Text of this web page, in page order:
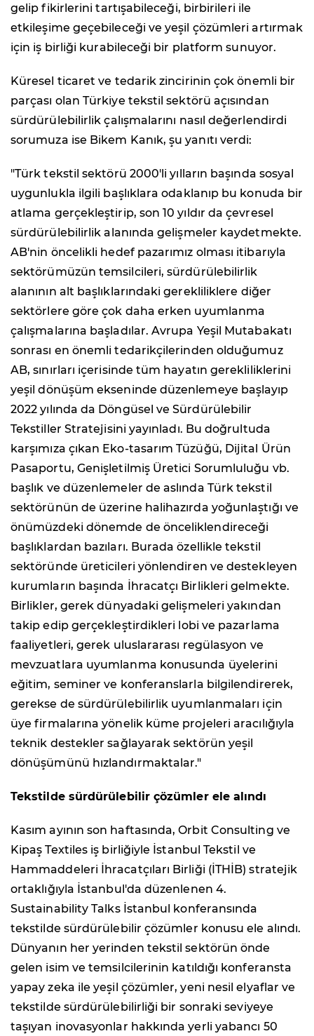
gelip fikirlerini tartışabileceği, birbirileri ile
etkileşime geçebileceği ve yeşil çözümleri artırmak
için iş birliği kurabileceği bir platform sunuyor.
Küresel ticaret ve tedarik zincirinin çok önemli bir
parçası olan Türkiye tekstil sektörü açısından
sürdürülebilirlik çalışmalarını nasıl değerlendirdi
sorumuza ise Bikem Kanık, şu yanıtı verdi:
"Türk tekstil sektörü 2000'li yılların başında sosyal
uygunlukla ilgili başlıklara odaklanıp bu konuda bir
atlama gerçekleştirip, son 10 yıldır da çevresel
sürdürülebilirlik alanında gelişmeler kaydetmekte.
AB'nin öncelikli hedef pazarımız olması itibarıyla
sektörümüzün temsilcileri, sürdürülebilirlik
alanının alt başlıklarındaki gerekliliklere diğer
sektörlere göre çok daha erken uyumlanma
çalışmalarına başladılar. Avrupa Yeşil Mutabakatı
sonrası en önemli tedarikçilerinden olduğumuz
AB, sınırları içerisinde tüm hayatın gerekliliklerini
yeşil dönüşüm ekseninde düzenlemeye başlayıp
2022 yılında da Döngüsel ve Sürdürülebilir
Tekstiller Stratejisini yayınladı. Bu doğrultuda
karşımıza çıkan Eko-tasarım Tüzüğü, Dijital Ürün
Pasaportu, Genişletilmiş Üretici Sorumluluğu vb.
başlık ve düzenlemeler de aslında Türk tekstil
sektörünün de üzerine halihazırda yoğunlaştığı ve
önümüzdeki dönemde de önceliklendireceği
başlıklardan bazıları. Burada özellikle tekstil
sektöründe üreticileri yönlendiren ve destekleyen
kurumların başında İhracatçı Birlikleri gelmekte.
Birlikler, gerek dünyadaki gelişmeleri yakından
takip edip gerçekleştirdikleri lobi ve pazarlama
faaliyetleri, gerek uluslararası regülasyon ve
mevzuatlara uyumlanma konusunda üyelerini
eğitim, seminer ve konferanslarla bilgilendirerek,
gerekse de sürdürülebilirlik uyumlanmaları için
üye firmalarına yönelik küme projeleri aracılığıyla
teknik destekler sağlayarak sektörün yeşil
dönüşümünü hızlandırmaktalar."
Tekstilde sürdürülebilir çözümler ele alındı
Kasım ayının son haftasında, Orbit Consulting ve
Kipaş Textiles iş birliğiyle İstanbul Tekstil ve
Hammaddeleri İhracatçıları Birliği (İTHİB) stratejik
ortaklığıyla İstanbul'da düzenlenen 4.
Sustainability Talks İstanbul konferansında
tekstilde sürdürülebilir çözümler konusu ele alındı.
Dünyanın her yerinden tekstil sektörün önde
gelen isim ve temsilcilerinin katıldığı konferansta
yapay zeka ile yeşil çözümler, yeni nesil elyaflar ve
tekstilde sürdürülebilirliği bir sonraki seviyeye
taşıyan inovasyonlar hakkında yerli yabancı 50